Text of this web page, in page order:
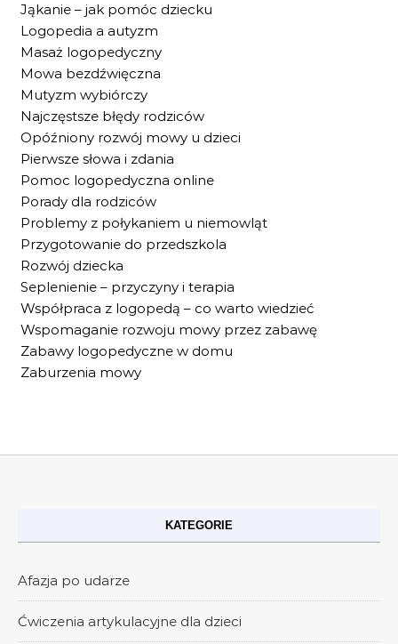
Jąkanie – jak pomóc dziecku
Logopedia a autyzm
Masaż logopedyczny
Mowa bezdźwięczna
Mutyzm wybiórczy
Najczęstsze błędy rodziców
Opóźniony rozwój mowy u dzieci
Pierwsze słowa i zdania
Pomoc logopedyczna online
Porady dla rodziców
Problemy z połykaniem u niemowląt
Przygotowanie do przedszkola
Rozwój dziecka
Seplenienie – przyczyny i terapia
Współpraca z logopedą – co warto wiedzieć
Wspomaganie rozwoju mowy przez zabawę
Zabawy logopedyczne w domu
Zaburzenia mowy
KATEGORIE
Afazja po udarze
Ćwiczenia artykulacyjne dla dzieci